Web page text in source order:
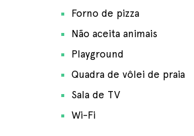
Forno de pizza
Não aceita animais
Playground
Quadra de vôlei de praia
Sala de TV
Wi-Fi